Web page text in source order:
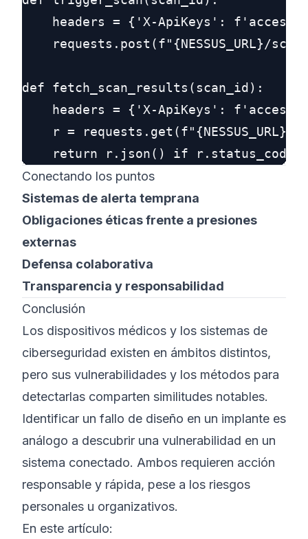
headers = {'X-ApiKeys':
requests.post(f"{NESSUS_URL}/
def fetch_scan_results(scan_id):
headers = {'X-ApiKeys':
r = requests.get(f"{NESSUS_URL}/
Conectando los puntos
Sistemas de alerta temprana
Obligaciones éticas frente a presiones
externas
Defensa colaborativa
Transparencia y responsabilidad
Conclusión
Los dispositivos médicos y los sistemas de
ciberseguridad existen en ámbitos distintos,
pero sus vulnerabilidades y los métodos para
detectarlas comparten similitudes notables.
Identificar un fallo de diseño en un implante es
análogo a descubrir una vulnerabilidad en un
sistema conectado. Ambos requieren acción
responsable y rápida, pese a los riesgos
personales u organizativos.
En este artículo: